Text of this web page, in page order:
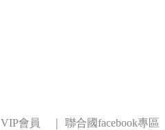
VIP會員 ｜ 聯合國facebook專區